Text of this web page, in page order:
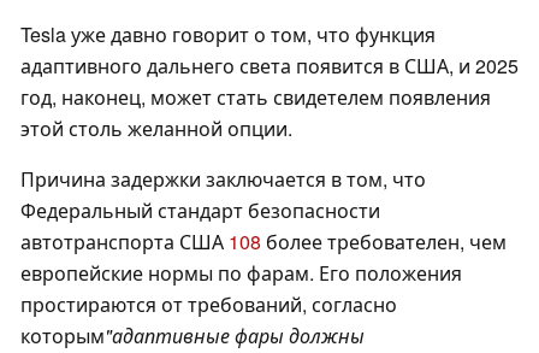
Tesla уже давно говорит о том, что функция
адаптивного дальнего света появится в США, и 2025
год, наконец, может стать свидетелем появления
этой столь желанной опции.
Причина задержки заключается в том, что
Федеральный стандарт безопасности
автотранспорта США 108 более требователен, чем
европейские нормы по фарам. Его положения
простираются от требований, согласно
которым"адаптивные фары должны